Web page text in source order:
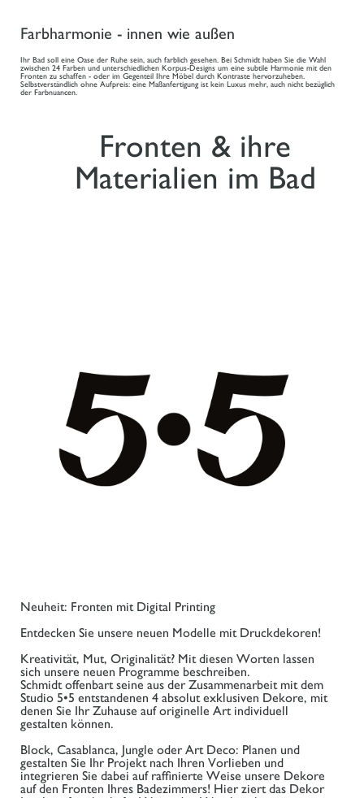
Farbharmonie - innen wie außen
Ihr Bad soll eine Oase der Ruhe sein, auch farblich gesehen. Bei Schmidt haben Sie die Wahl
zwischen 24 Farben und unterschiedlichen Korpus-Designs um eine subtile Harmonie mit den
Fronten zu schaffen - oder im Gegenteil Ihre Möbel durch Kontraste hervorzuheben.
Selbstverständlich ohne Aufpreis: eine Maßanfertigung ist kein Luxus mehr, auch nicht bezüglich
der Farbnuancen.
Fronten & ihre
Materialien im Bad
Neuheit: Fronten mit Digital Printing
Entdecken Sie unsere neuen Modelle mit Druckdekoren!
Kreativität, Mut, Originalität? Mit diesen Worten lassen
sich unsere neuen Programme beschreiben.
Schmidt offenbart seine aus der Zusammenarbeit mit dem
Studio 5•5 entstandenen 4 absolut exklusiven Dekore, mit
denen Sie Ihr Zuhause auf originelle Art individuell
gestalten können.
Block, Casablanca, Jungle oder Art Deco: Planen und
gestalten Sie Ihr Projekt nach Ihren Vorlieben und
integrieren Sie dabei auf raffinierte Weise unsere Dekore
auf den Fronten Ihres Badezimmers! Hier ziert das Dekor